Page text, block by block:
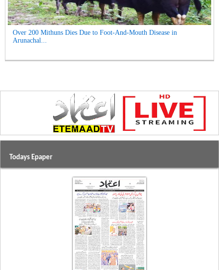
Over 200 Mithuns Dies Due to Foot-And-Mouth Disease in
Arunachal...
Todays Epaper